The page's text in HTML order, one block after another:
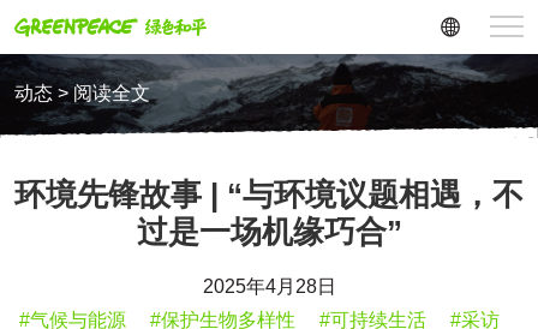
动态 > 阅读全文
环境先锋故事 | “与环境议题相遇，不
过是一场机缘巧合”
2025年4月28日
#气候与能源
#保护生物多样性 #可持续生活
#采访